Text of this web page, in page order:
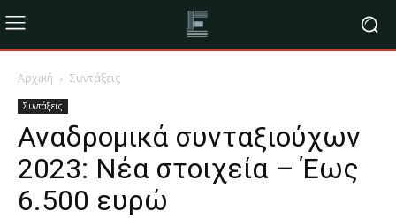
Αρχική Συντάξεις
Συντάξεις
Αναδρομικά συνταξιούχων
2023: Νέα στοιχεία – Έως
6.500 ευρώ